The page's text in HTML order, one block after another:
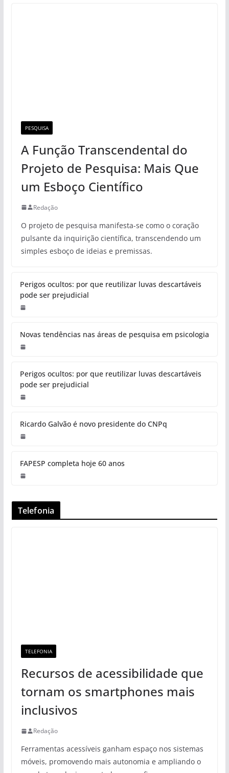
PESQUISA
A Função Transcendental do
Projeto de Pesquisa: Mais Que
um Esboço Científico
Redação
O projeto de pesquisa manifesta-se como o coração
pulsante da inquirição científica, transcendendo um
simples esboço de ideias e premissas.
Perigos ocultos: por que reutilizar luvas descartáveis
pode ser prejudicial
Novas tendências nas áreas de pesquisa em psicologia
Perigos ocultos: por que reutilizar luvas descartáveis
pode ser prejudicial
Ricardo Galvão é novo presidente do CNPq
FAPESP completa hoje 60 anos
Telefonia
TELEFONIA
Recursos de acessibilidade que
tornam os smartphones mais
inclusivos
Redação
Ferramentas acessíveis ganham espaço nos sistemas
móveis, promovendo mais autonomia e ampliando o